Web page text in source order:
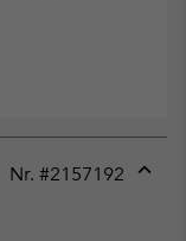
Nr. #2157192